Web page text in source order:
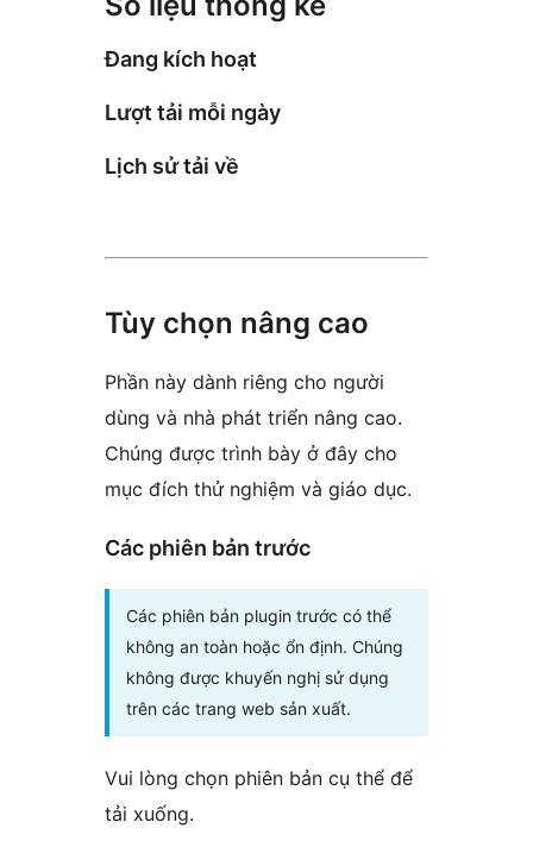
Đang kích hoạt
Lượt tải mỗi ngày
Lịch sử tải về
Tùy chọn nâng cao
Phần này dành riêng cho người
dùng và nhà phát triển nâng cao.
Chúng được trình bày ở đây cho
mục đích thử nghiệm và giáo dục.
Các phiên bản trước
Các phiên bản plugin trước có thể
không an toàn hoặc ổn định. Chúng
không được khuyến nghị sử dụng
trên các trang web sản xuất.
Vui lòng chọn phiên bản cụ thể để
tải xuống.